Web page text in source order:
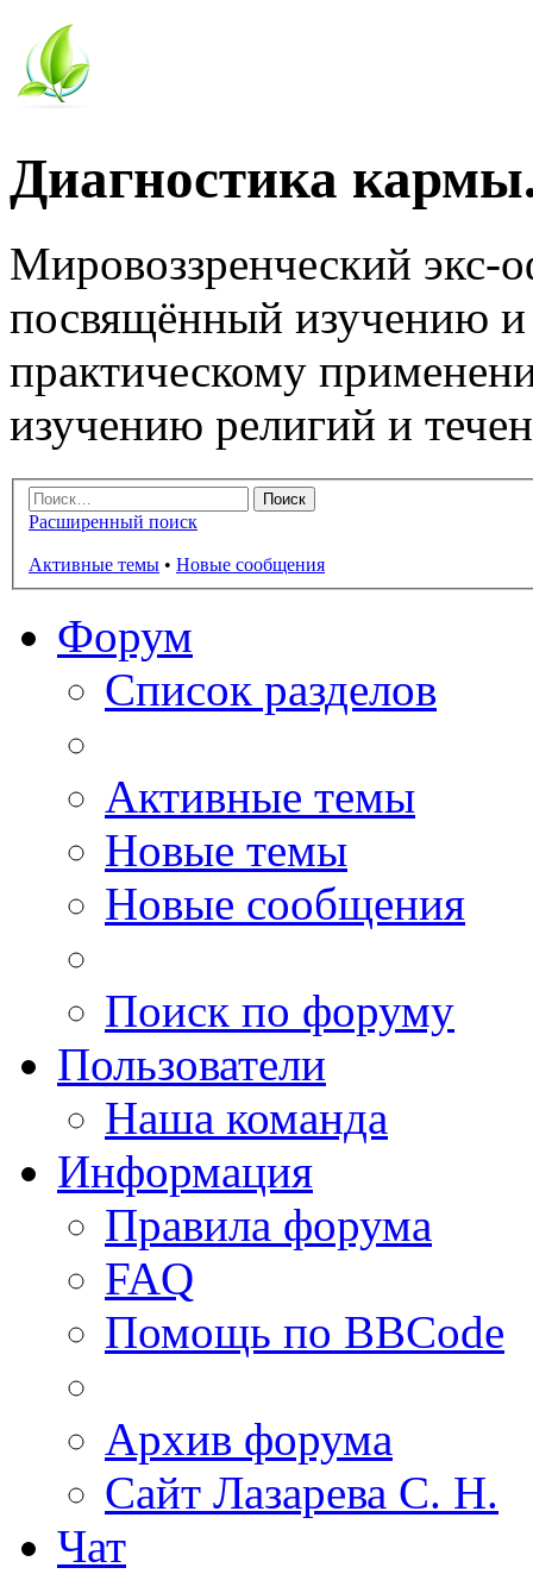
Диагностика
Мировоззренческий
посвящённый изучению
практическому
изучению религий и
Расширенный поиск
Активные темы • Новые сообщения
Форум
Список разделов
Активные темы
Новые темы
Новые сообщения
Поиск по форуму
Пользователи
Наша команда
Информация
Правила форума
FAQ
Помощь по BBCode
Архив форума
Сайт Лазарева С. Н.
Чат